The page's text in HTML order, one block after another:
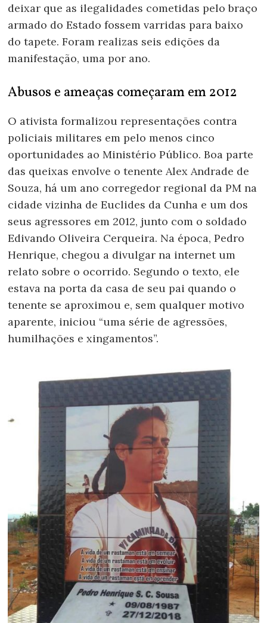
deixar que as ilegalidades cometidas pelo braço
armado do Estado fossem varridas para baixo
do tapete. Foram realizas seis edições da
manifestação, uma por ano.
Abusos e ameaças começaram em 2012
O ativista formalizou representações contra
policiais militares em pelo menos cinco
oportunidades ao Ministério Público. Boa parte
das queixas envolve o tenente Alex Andrade de
Souza, há um ano corregedor regional da PM na
cidade vizinha de Euclides da Cunha e um dos
seus agressores em 2012, junto com o soldado
Edivando Oliveira Cerqueira. Na época, Pedro
Henrique, chegou a divulgar na internet um
relato sobre o ocorrido. Segundo o texto, ele
estava na porta da casa de seu pai quando o
tenente se aproximou e, sem qualquer motivo
aparente, iniciou “uma série de agressões,
humilhações e xingamentos”.